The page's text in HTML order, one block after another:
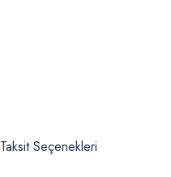
Taksit Seçenekleri